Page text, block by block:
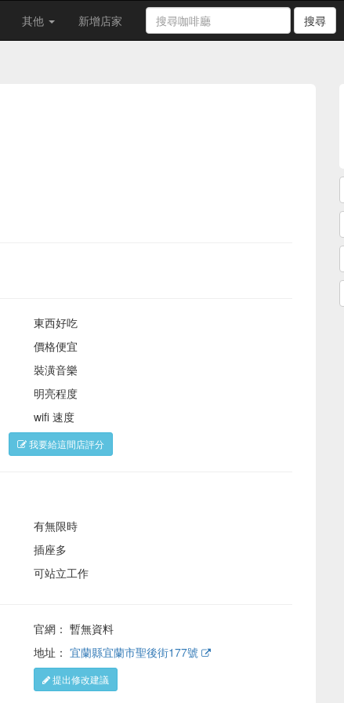
其他 新增店家 搜尋
東西好吃
價格便宜
裝潢音樂
明亮程度
wifi 速度
我要給這間店評分
有無限時
插座多
可站立工作
官網： 暫無資料
地址： 宜蘭縣宜蘭市聖後街177號
提出修改建議